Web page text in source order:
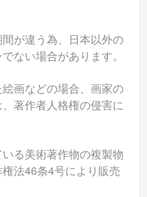
が違う為、日本以外の
ない場合があります。
画などの場合、画家の
著作者人格権の侵害に
る美術著作物の複製物
権法46条4号により販売